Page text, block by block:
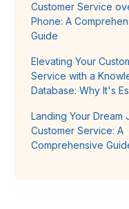
Customer Service
Phone: A
Guide
Elevating Your
Service with a
Database: Why It's
Landing Your Dream
Customer Service: A
Comprehensive